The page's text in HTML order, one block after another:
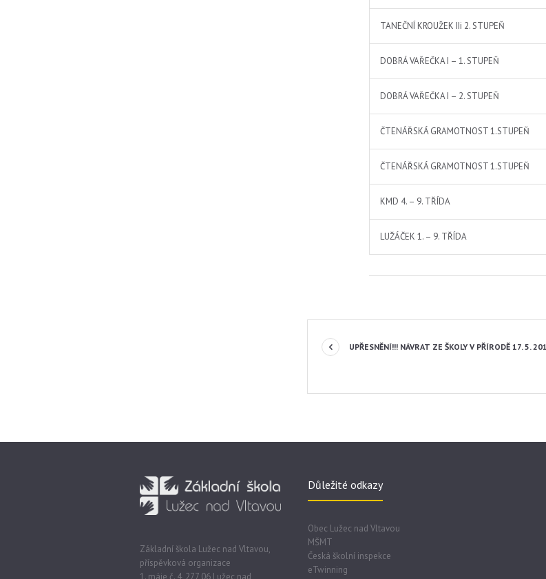
TANEČNÍ KROUŽEK IIi 2. STUPEŇ
DOBRÁ VAŘEČKA I – 1. STUPEŇ
DOBRÁ VAŘEČKA I – 2. STUPEŇ
ČTENÁŘSKÁ GRAMOTNOST 1.STUPEŇ
ČTENÁŘSKÁ GRAMOTNOST 1.STUPEŇ
KMD 4. – 9. TŘÍDA
LUŽÁČEK 1. – 9. TŘÍDA
UPŘESNĚNÍ!!! NÁVRAT ZE ŠKOLY V PŘÍRODĚ 17. 5.
Základní škola Lužec nad Vltavou,
příspěvková organizace
1. máje č. 4, 277 06 Lužec nad
Důležité odkazy
Obec Lužec nad Vltavou
MŠMT
Česká školní inspekce
eTwinning